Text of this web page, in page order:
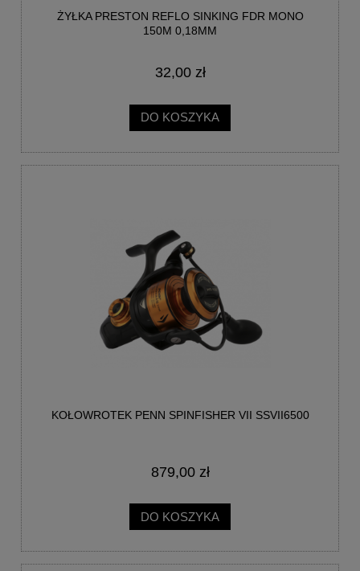
ŻYŁKA PRESTON REFLO SINKING FDR MONO
150M 0,18MM
32,00 zł
DO KOSZYKA
KOŁOWROTEK PENN SPINFISHER VII SSVII6500
879,00 zł
DO KOSZYKA